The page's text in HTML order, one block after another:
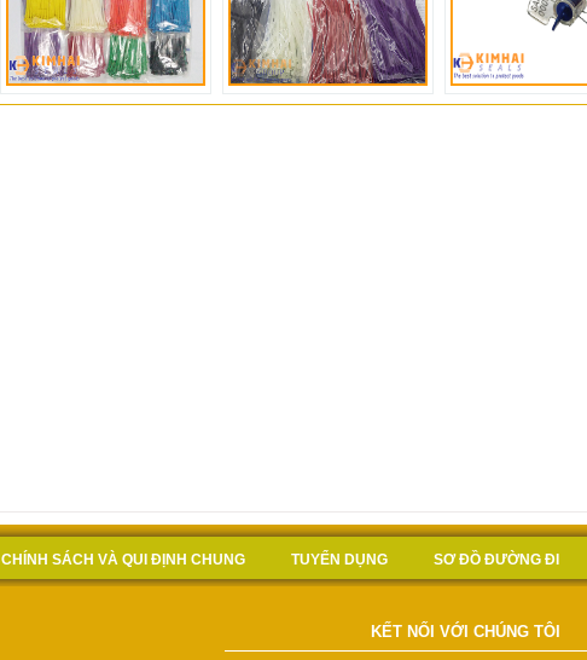
CHÍNH SÁCH VÀ QUI ĐỊNH CHUNG TUYỂN DỤNG SƠ ĐỒ ĐƯỜNG ĐI
KẾT NỐI VỚI CHÚNG TÔI